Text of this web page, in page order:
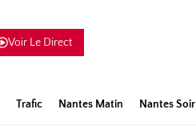
Voir Le Direct
Trafic Nantes Matin Nantes Soir